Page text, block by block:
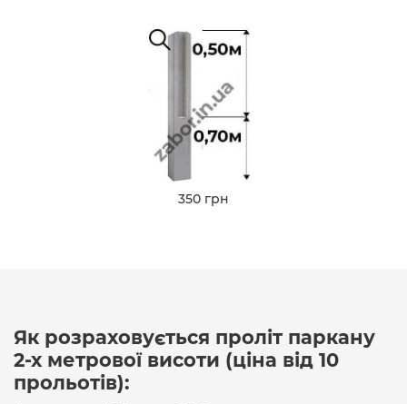
350 грн
Як розраховується проліт паркану
2-х метрової висоти (ціна від 10
прольотів):